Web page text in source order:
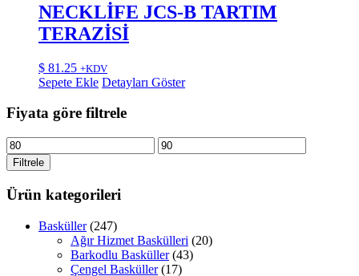
NECKLİFE JCS-B TARTIM
TERAZİSİ
$ 81.25 +KDV
Sepete Ekle Detayları Göster
Fiyata göre filtrele
En
düşük
fiyat
En
yüksek
Filtrele
Ürün kategorileri
Basküller (247)
Ağır Hizmet Baskülleri (20)
Barkodlu Basküller (43)
Çengel Basküller (17)